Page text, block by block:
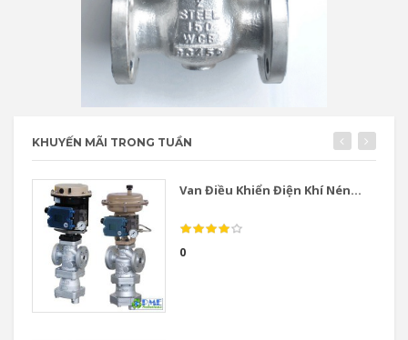
KHUYẾN MÃI TRONG TUẦN
Van Điều Khiển Điện Khí Nén...
0